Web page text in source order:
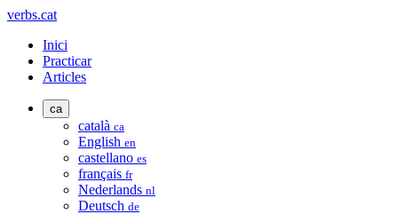
verbs.cat
Inici
Practicar
Articles
ca
català ca
English en
castellano es
français fr
Nederlands nl
Deutsch de